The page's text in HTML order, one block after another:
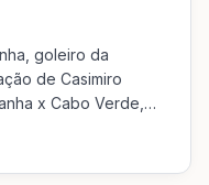
goleiro da
de Casimiro
x Cabo Verde,
Mas atenção sem
pode